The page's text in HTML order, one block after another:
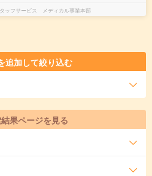
ッフサービス メディカル事業本部
追加して絞り込む
果ページを見る